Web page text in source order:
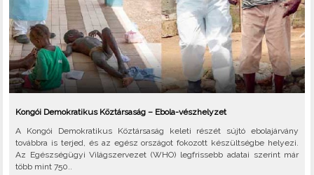
Kongói Demokratikus Köztársaság – Ebola-vészhelyzet
A Kongói Demokratikus Köztársaság keleti részét sújtó ebolajárvány
továbbra is terjed, és az egész országot fokozott készültségbe helyezi.
Az Egészségügyi Világszervezet (WHO) legfrissebb adatai szerint már
több mint 750..